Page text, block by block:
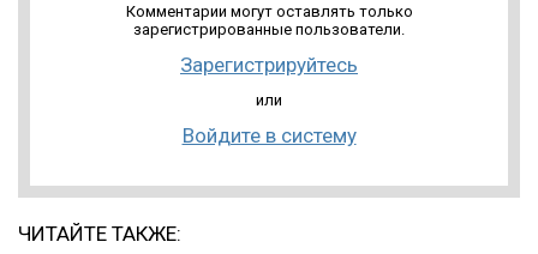
Комментарии могут оставлять только
зарегистрированные пользователи.
Зарегистрируйтесь
или
Войдите в систему
ЧИТАЙТЕ ТАКЖЕ: